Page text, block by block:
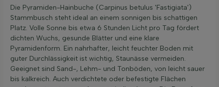
Die Pyramiden-Hainbuche (Carpinus betulus 'Fastigiata')
Stammbusch steht ideal an einem sonnigen bis schattigen
Platz. Volle Sonne bis etwa 6 Stunden Licht pro Tag fördert
dichten Wuchs, gesunde Blätter und eine klare
Pyramidenform. Ein nahrhafter, leicht feuchter Boden mit
guter Durchlässigkeit ist wichtig, Staunässe vermeiden.
Geeignet sind Sand-, Lehm- und Tonböden, von leicht sauer
bis kalkreich. Auch verdichtete oder befestigte Flächen